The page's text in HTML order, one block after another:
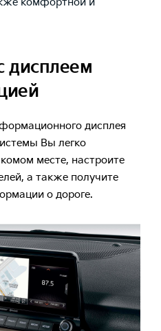
дисплеем
дисплея
Вы легко
месте, настроите
а также получите
о дороге.